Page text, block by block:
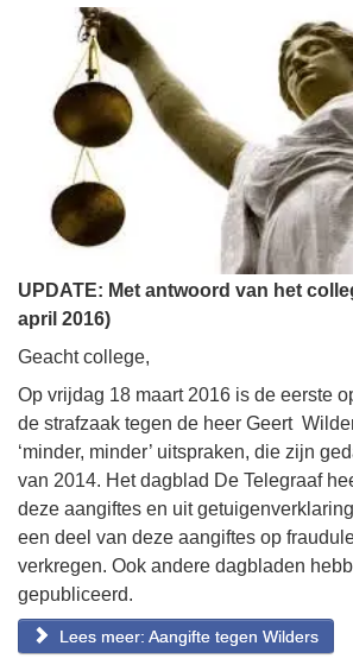
UPDATE: Met antwoord van het
april 2016)
Geacht college,
Op vrijdag 18 maart 2016 is de eerste
de strafzaak tegen de heer Geert
‘minder, minder’ uitspraken, die zijn
van 2014. Het dagblad De Telegraaf
deze aangiftes en uit
een deel van deze aangiftes op
verkregen. Ook andere dagbladen
gepubliceerd.
Lees meer: Aangifte tegen Wilders